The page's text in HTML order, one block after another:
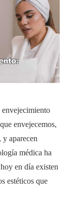
envejecemos,
aparecen
médica ha
en día existen
estéticos que